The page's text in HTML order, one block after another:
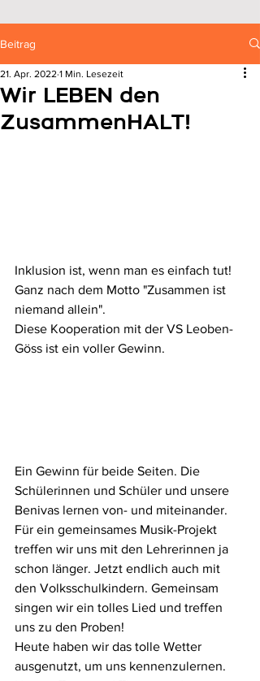
Beitrag
Wir LEBEN den
ZusammenHALT!
21. Apr. 2022 1 Min. Lesezeit
Inklusion ist, wenn man es einfach tut!
Ganz nach dem Motto "Zusammen ist
niemand allein".
Diese Kooperation mit der VS Leoben-
Göss ist ein voller Gewinn.
Ein Gewinn für beide Seiten. Die
Schülerinnen und Schüler und unsere
Benivas lernen von- und miteinander.
Für ein gemeinsames Musik-Projekt
treffen wir uns mit den Lehrerinnen ja
schon länger. Jetzt endlich auch mit
den Volksschulkindern. Gemeinsam
singen wir ein tolles Lied und treffen
uns zu den Proben!
Heute haben wir das tolle Wetter
ausgenutzt, um uns kennenzulernen.